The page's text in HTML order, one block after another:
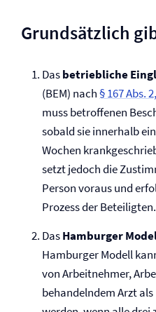
Grundsätzlich
Dasbetriebliche
(BEM) nach§ 167 Abs.
muss betroffenen
sobald sie innerhalb
Wochen
setzt jedoch die
Person voraus und
Prozess der Beteiligten.
DasHamburger
Hamburger Modell
von Arbeitnehmer,
behandelndem Arzt